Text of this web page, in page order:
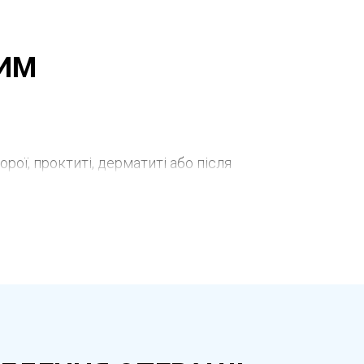
проктиті, дерматиті або після